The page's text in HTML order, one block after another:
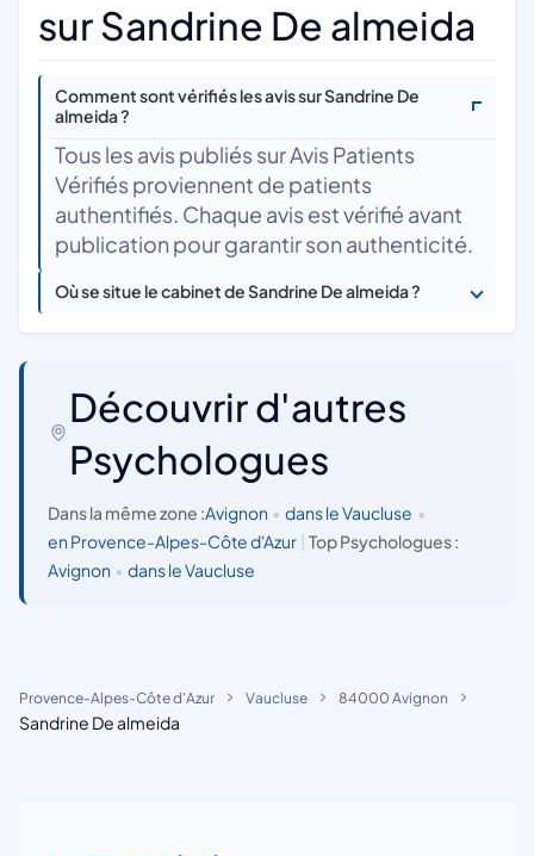
sur Sandrine De almeida
Comment sont vérifiés les avis sur Sandrine De
almeida ?
Tous les avis publiés sur Avis Patients
Vérifiés proviennent de patients
authentifiés. Chaque avis est vérifié avant
publication pour garantir son authenticité.
Où se situe le cabinet de Sandrine De almeida ?
Découvrir d'autres
Psychologues
Dans la même zone :Avignon • dans le Vaucluse •
en Provence-Alpes-Côte d'Azur
Top Psychologues :
Avignon • dans le Vaucluse
Provence-Alpes-Côte d'Azur Vaucluse 84000 Avignon
Sandrine De almeida